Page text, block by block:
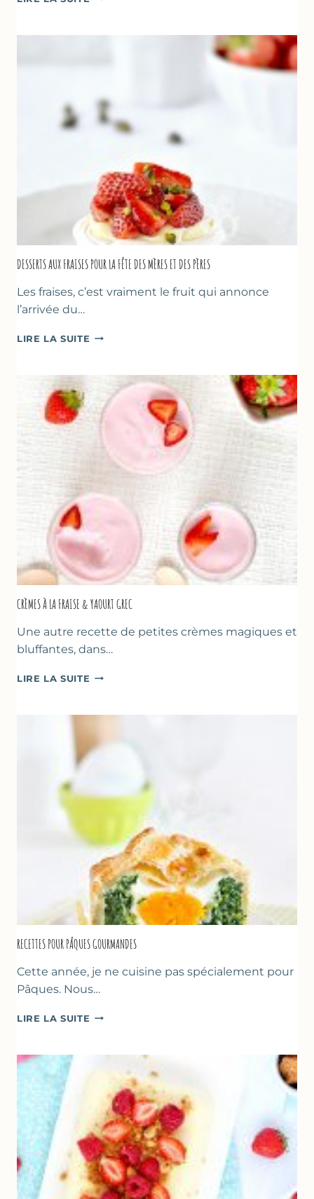
FRAISES
DESSERTS AUX FRAISES POUR LA FÊTE DES MÈRES ET DES PÈRES
Les fraises, c’est vraiment le fruit qui annonce
l’arrivée du…
LIRE LA SUITE DESSERTS
POUR
FÊTE
DES
CRÈMES À LA FRAISE & YAOURT GREC
Une autre recette de petites crèmes magiques et
bluffantes, dans…
LIRE LA SUITE CRÈMES
FRAISE
YAOURT
GREC
RECETTES POUR PÂQUES GOURMANDES
Cette année, je ne cuisine pas spécialement pour
Pâques. Nous…
LIRE LA SUITE RECETTES
GOURMANDES